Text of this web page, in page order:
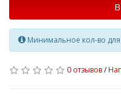
Минимальное кол-во для
0 отзывов/